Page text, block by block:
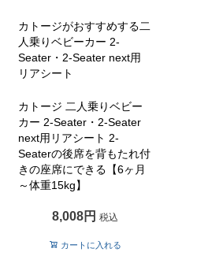
カトージがおすすめする二
人乗りベビーカー 2-
Seater・2-Seater next用
リアシート
カトージ 二人乗りベビー
カー 2-Seater・2-Seater
next用リアシート 2-
Seaterの後席を背もたれ付
きの座席にできる【6ヶ月
～体重15kg】
8,008 税込
カートに入れる